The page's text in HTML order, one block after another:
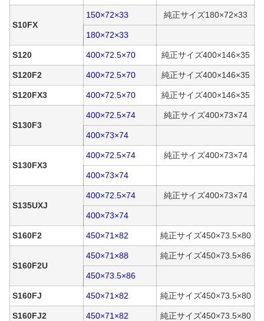
S10FX
150×72×33 純正サイズ180×72×33
180×72×33
S120 400×72.5×70 純正サイズ400×146×35
S120F2 400×72.5×70 純正サイズ400×146×35
S120FX3 400×72.5×70 純正サイズ400×146×35
S130F3
400×72.5×74 純正サイズ400×73×74
400×73×74
S130FX3
400×72.5×74 純正サイズ400×73×74
400×73×74
S135UXJ
400×72.5×74 純正サイズ400×73×74
400×73×74
S160F2 450×71×82 純正サイズ450×73.5×80
S160F2U
450×71×88 純正サイズ450×73.5×86
450×73.5×86
S160FJ 450×71×82 純正サイズ450×73.5×80
S160FJ2 450×71×82 純正サイズ450×73.5×80